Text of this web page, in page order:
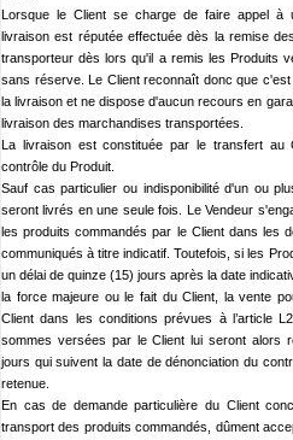
Lorsque le Client se charge de faire appel à
livraison est réputée effectuée dès la remise
transporteur dès lors qu'il a remis les Produits
sans réserve. Le Client reconnaît donc que
la livraison et ne dispose d'aucun recours en
livraison des marchandises transportées.
La livraison est constituée par le transfert au
contrôle du Produit.
Sauf cas particulier ou indisponibilité d'un ou
seront livrés en une seule fois. Le Vendeur
les produits commandés par le Client dans les
communiqués à titre indicatif. Toutefois, si les
un délai de quinze (15) jours après la date
la force majeure ou le fait du Client, la vente
Client dans les conditions prévues à l’article
sommes versées par le Client lui seront alors
jours qui suivent la date de dénonciation du
retenue.
En cas de demande particulière du Client
transport des produits commandés, dûment